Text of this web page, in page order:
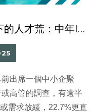
【iMoney智富】外勞潮下的人才荒：中年IT人如何突圍與轉型？
出席一個中小企聚
高管的調查，有逾半
需求放緩，22.7%更直